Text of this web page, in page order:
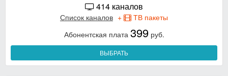
414 каналов
Список каналов +
ТВ пакеты
Абонентская плата 399руб.
ВЫБРАТЬ